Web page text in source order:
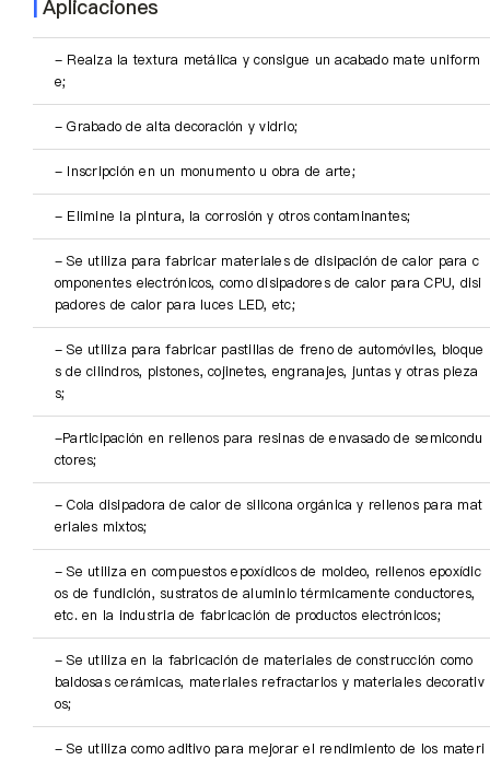
|Aplicaciones
- Realza la textura metálica y consigue un acabado mate uniform
e;
- Grabado de alta decoración y vidrio;
- Inscripción en un monumento u obra de arte;
- Elimine la pintura, la corrosión y otros contaminantes;
- Se utiliza para fabricar materiales de disipación de calor para c
omponentes electrónicos, como disipadores de calor para CPU, disi
padores de calor para luces LED, etc;
- Se utiliza para fabricar pastillas de freno de automóviles, bloque
s de cilindros, pistones, cojinetes, engranajes, juntas y otras pieza
s;
-Participación en rellenos para resinas de envasado de semicondu
ctores;
- Cola disipadora de calor de silicona orgánica y rellenos para mat
eriales mixtos;
- Se utiliza en compuestos epoxídicos de moldeo, rellenos epoxídic
os de fundición, sustratos de aluminio térmicamente conductores,
etc. en la industria de fabricación de productos electrónicos;
- Se utiliza en la fabricación de materiales de construcción como
baldosas cerámicas, materiales refractarios y materiales decorativ
os;
- Se utiliza como aditivo para mejorar el rendimiento de los materi